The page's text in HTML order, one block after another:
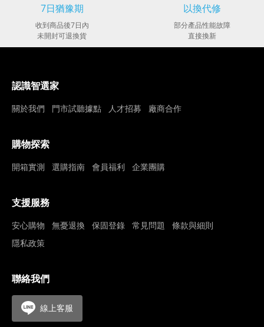
7日猶豫期
收到商品後7日內
未開封可退換貨
以換代修
部分產品性能故障
直接換新
認識智選家
關於我們 門市試聽據點 人才招募 廠商合作
購物探索
開箱實測 選購指南 會員福利 企業團購
支援服務
安心購物 無憂退換 保固登錄 常見問題
條款與細則
隱私政策
聯絡我們
線上客服